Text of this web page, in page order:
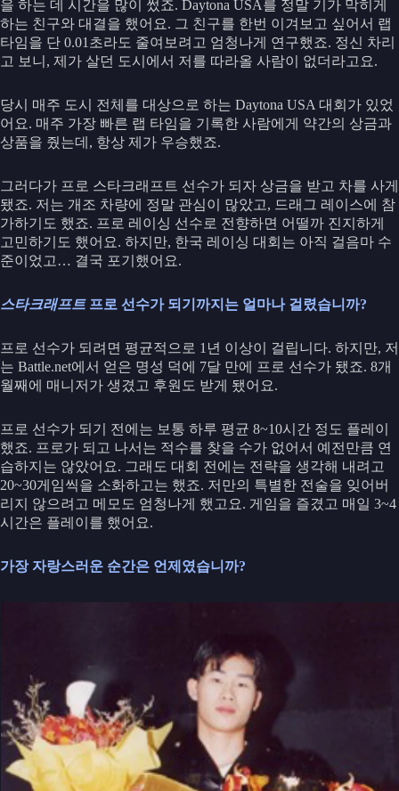
을 하는 데 시간을 많이 썼죠. Daytona USA를 정말 기가 막히게
하는 친구와 대결을 했어요. 그 친구를 한번 이겨보고 싶어서 랩
타임을 단 0.01초라도 줄여보려고 엄청나게 연구했죠. 정신 차리
고 보니, 제가 살던 도시에서 저를 따라올 사람이 없더라고요.
당시 매주 도시 전체를 대상으로 하는 Daytona USA 대회가 있었
어요. 매주 가장 빠른 랩 타임을 기록한 사람에게 약간의 상금과
상품을 줬는데, 항상 제가 우승했죠.
그러다가 프로 스타크래프트 선수가 되자 상금을 받고 차를 사게
됐죠. 저는 개조 차량에 정말 관심이 많았고, 드래그 레이스에 참
가하기도 했죠. 프로 레이싱 선수로 전향하면 어떨까 진지하게
고민하기도 했어요. 하지만, 한국 레이싱 대회는 아직 걸음마 수
준이었고… 결국 포기했어요.
스타크래프트프로 선수가 되기까지는 얼마나 걸렸습니까?
프로 선수가 되려면 평균적으로 1년 이상이 걸립니다. 하지만, 저
는 Battle.net에서 얻은 명성 덕에 7달 만에 프로 선수가 됐죠. 8개
월째에 매니저가 생겼고 후원도 받게 됐어요.
프로 선수가 되기 전에는 보통 하루 평균 8~10시간 정도 플레이
했죠. 프로가 되고 나서는 적수를 찾을 수가 없어서 예전만큼 연
습하지는 않았어요. 그래도 대회 전에는 전략을 생각해 내려고
20~30게임씩을 소화하고는 했죠. 저만의 특별한 전술을 잊어버
리지 않으려고 메모도 엄청나게 했고요. 게임을 즐겼고 매일 3~4
시간은 플레이를 했어요.
가장 자랑스러운 순간은 언제였습니까?